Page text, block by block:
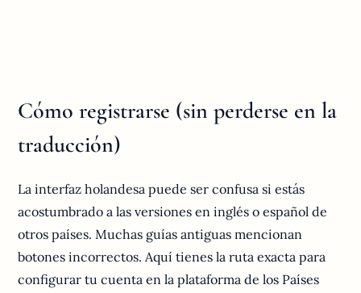
Cómo registrarse (sin perderse en la
traducción)
La interfaz holandesa puede ser confusa si estás
acostumbrado a las versiones en inglés o español de
otros países. Muchas guías antiguas mencionan
botones incorrectos. Aquí tienes la ruta exacta para
configurar tu cuenta en la plataforma de los Países